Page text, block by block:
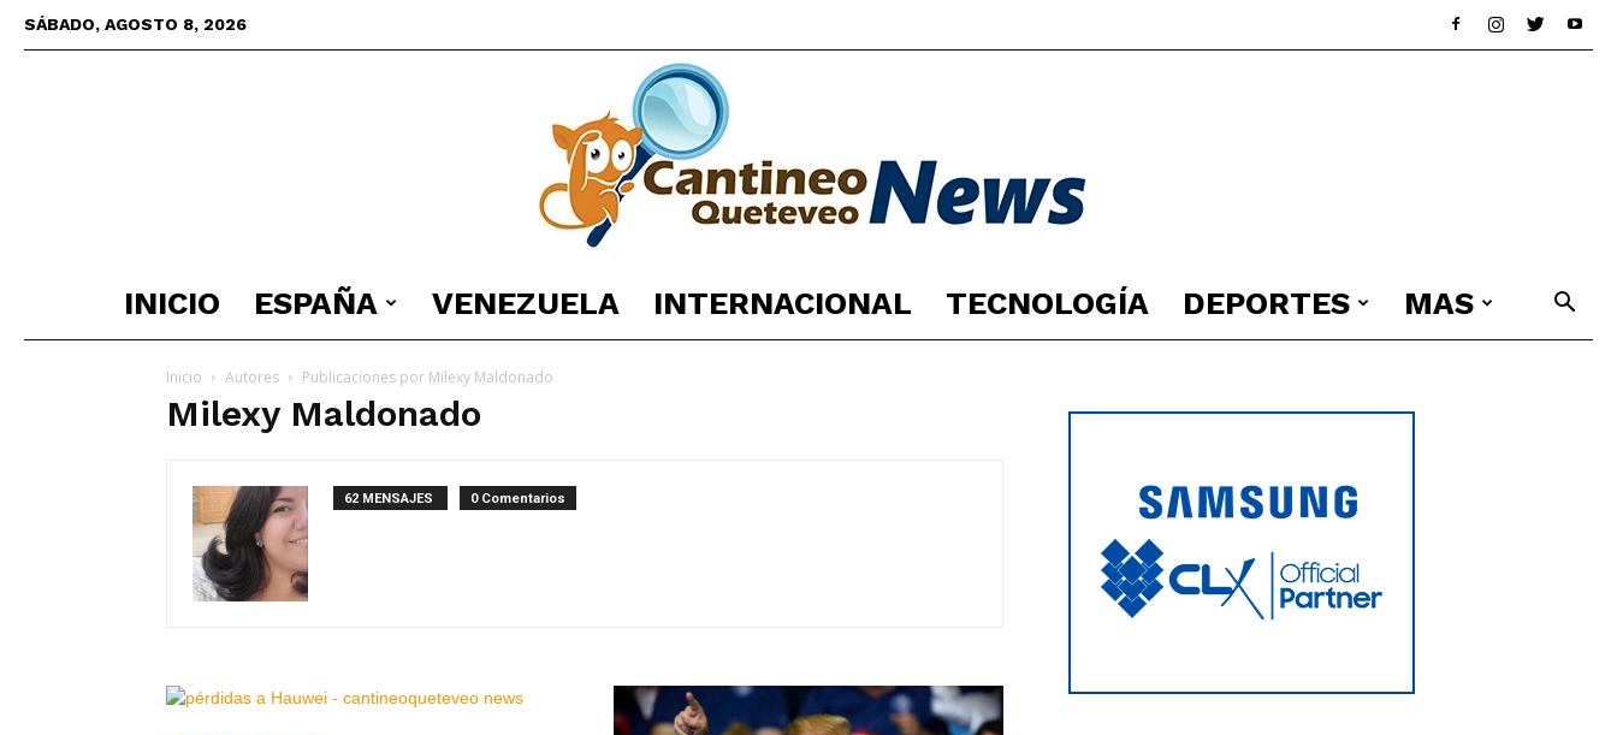
SÁBADO, AGOSTO 8, 2026
España
INICIO ESPAÑA VENEZUELA INTERNACIONAL TECNOLOGÍA DEPORTES MAS
Inicio Autores Publicaciones por Milexy Maldonado
Milexy Maldonado
62 MENSAJES 0 Comentarios